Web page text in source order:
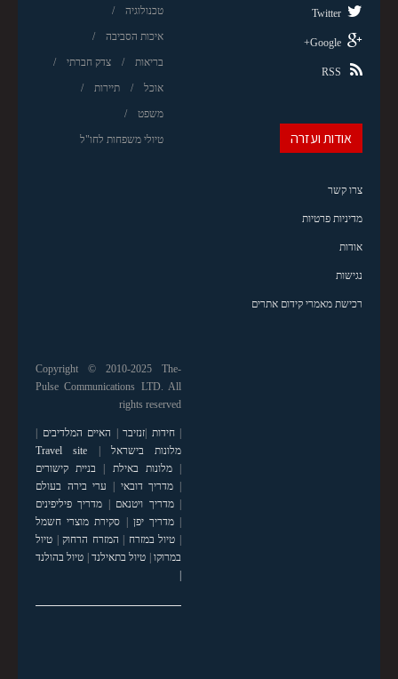
טכנולוגיה
איכות הסביבה
בריאות צדק חברתי
אוכל תיירות
משפט
טיולי משפחות לחו"ל
Twitter
Google+
RSS
אודות ועזרה
צרו קשר
מדיניות פרטיות
אודות
נגישות
רכישת מאמרי קידום אתרים
Copyright © 2010-2025 The-
Pulse Communications LTD. All
rights reserved
|חידות זנזיבר האיים המלדיבים
מלונות בישראל
Travel site
|מלונות באילת
בניית קישורים
מדריך דובאי
ערי בירה בעולם
|מדריך ויטנאם
מדריך פיליפינים
|מדריך יפן
סקירת מוצרי חשמל
טיול במזרח המזרח הרחוק| טיול
במרוקו| טיול בתאילנד| טיול בהולנד